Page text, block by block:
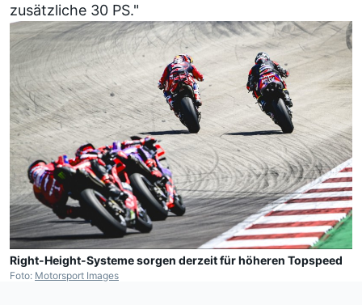
zusätzliche 30 PS."
Right-Height-Systeme sorgen derzeit für höheren Topspeed
Foto: Motorsport Images